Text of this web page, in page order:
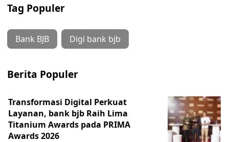
Tag Populer
Bank BJB Digi bank bjb
Berita Populer
Transformasi Digital Perkuat
Layanan, bank bjb Raih Lima
Titanium Awards pada PRIMA
Awards 2026